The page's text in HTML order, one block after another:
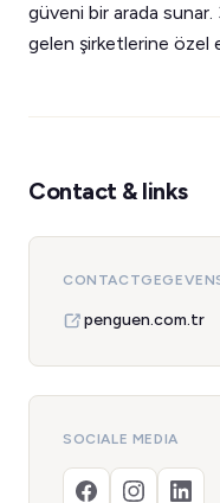
güveni bir arada sunar.
gelen şirketlerine özel
Contact & links
penguen.com.tr
SOCIALE MEDIA